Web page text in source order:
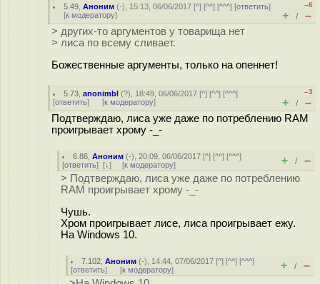
5.49 ,Аноним (-), 15:13, 06/06/2017 [^] [^^] [^^^] [ответить]
[к модератору]
–6
+ / –
> других-то аргументов у товарища нет
> лиса по всему сливает.
Божественные аргументы, только на опеннет!
5.73 ,anonimbl (?), 18:49, 06/06/2017 [^] [^^] [^^^]
[ответить] [к модератору]
–3
+ / –
Подтверждаю, лиса уже даже по потреблению RAM
проигрывает хрому -_-
6.86 ,Аноним (-), 20:09, 06/06/2017 [^] [^^] [^^^]
[ответить] [↓] [к модератору] + / –
> Подтверждаю, лиса уже даже по потреблению
RAM проигрывает хрому -_-
Чушь.
Хром проигрывает лисе, лиса проигрывает ежу.
На Windows 10.
7.102 ,Аноним (-), 14:44, 07/06/2017 [^] [^^] [^^^]
[ответить] [к модератору] + / –